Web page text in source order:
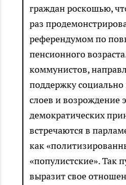
граждан роскошью,
раз
референдумом по
пенсионного
коммунистов,
поддержку
слоев и возрождение
демократических
встречаются в
как
«популистские». Так
выразит свое